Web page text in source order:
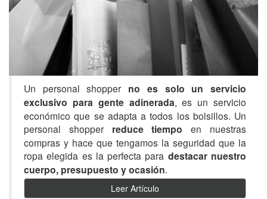
Un personal shopper no es solo un servicio
exclusivo para gente adinerada, es un servicio
económico que se adapta a todos los bolsillos. Un
personal shopper reduce tiempo en nuestras
compras y hace que tengamos la seguridad que la
ropa elegida es la perfecta para destacar nuestro
cuerpo, presupuesto y ocasión.
Leer Artículo